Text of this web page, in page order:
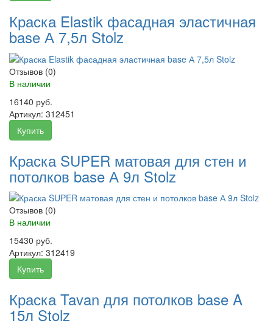
Краска Elastik фасадная эластичная
base А 7,5л Stolz
Отзывов (0)
В наличии
16140 руб.
Артикул: 312451
Купить
Краска SUPER матовая для стен и
потолков base А 9л Stolz
Отзывов (0)
В наличии
15430 руб.
Артикул: 312419
Купить
Краска Tavan для потолков base A
15л Stolz